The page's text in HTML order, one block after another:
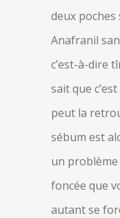
deux poches
Anafranil
c’est-à-dire
sait que
peut la
sébum est
un
foncée que
autant se